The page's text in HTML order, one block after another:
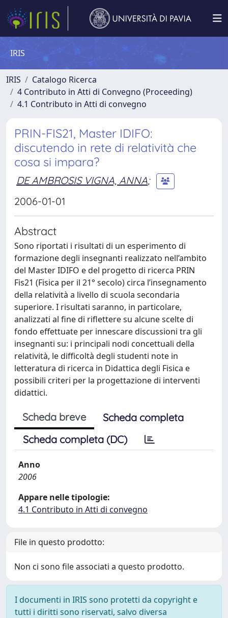
IRIS
IRIS
Catalogo Ricerca
4 Contributo in Atti di Convegno (Proceeding)
4.1 Contributo in Atti di convegno
PRIN-FIS21, Master IDIFO:
discutendo in rete di relatività che
cosa si impara?
DE AMBROSIS VIGNA, ANNA;
2006-01-01
Abstract
Sono riportati i risultati di un esperimento di
formazione degli insegnanti realizzato nell’ambito
del Master IDIFO e del progetto di ricerca PRIN
Fis21 (Fisica per il 21° secolo) circa l’insegnamento
della relatività a livello di scuola secondaria
superiore. I risultati saranno, in particolare,
analizzati al fine di riflettere su alcune scelte di
fondo effettuate per innescare discussioni tra gli
insegnanti su: i principali nodi concettuali della
relatività, le difficoltà degli studenti note in
letteratura di ricerca in Didattica degli Fisica e
possibili criteri per la progettazione di interventi
didattici.
Scheda breve
Scheda completa
Scheda completa (DC)
Anno
2006
Appare nelle tipologie:
4.1 Contributo in Atti di convegno
File in questo prodotto:
Non ci sono file associati a questo prodotto.
I documenti in IRIS sono protetti da copyright e
tutti i diritti sono riservati, salvo diversa